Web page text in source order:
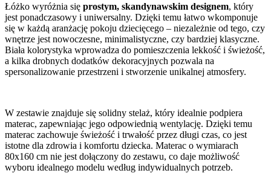
Łóżko wyróżnia się prostym, skandynawskim designem, który
jest ponadczasowy i uniwersalny. Dzięki temu łatwo wkomponuje
się w każdą aranżację pokoju dziecięcego – niezależnie od tego, czy
wnętrze jest nowoczesne, minimalistyczne, czy bardziej klasyczne.
Biała kolorystyka wprowadza do pomieszczenia lekkość i świeżość,
a kilka drobnych dodatków dekoracyjnych pozwala na
spersonalizowanie przestrzeni i stworzenie unikalnej atmosfery.
W zestawie znajduje się solidny stelaż, który idealnie podpiera
materac, zapewniając jego odpowiednią wentylację. Dzięki temu
materac zachowuje świeżość i trwałość przez długi czas, co jest
istotne dla zdrowia i komfortu dziecka. Materac o wymiarach
80x160 cm nie jest dołączony do zestawu, co daje możliwość
wyboru idealnego modelu według indywidualnych potrzeb.